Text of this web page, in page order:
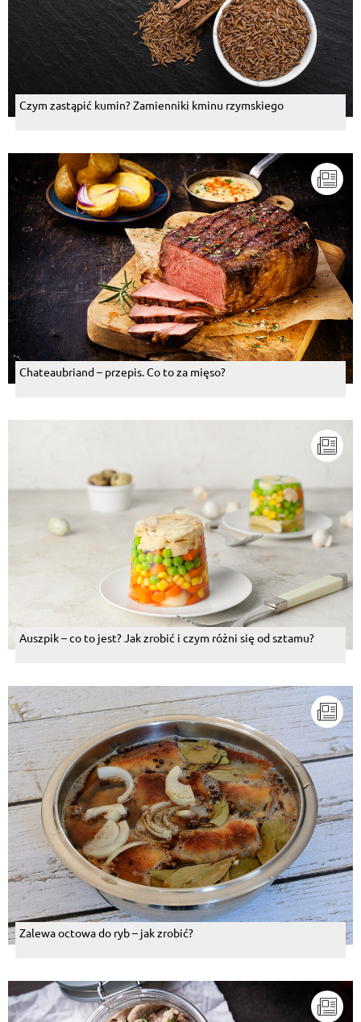
Czym zastąpić kumin? Zamienniki kminu rzymskiego
Chateaubriand – przepis. Co to za mięso?
Auszpik – co to jest? Jak zrobić i czym różni się od sztamu?
Zalewa octowa do ryb – jak zrobić?